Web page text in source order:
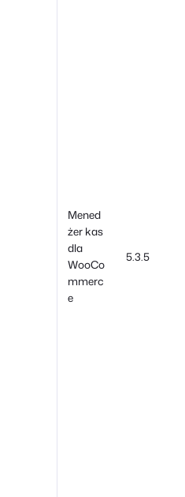
Mened
żer kas
dla
WooCo
mmerc
e
5.3.5